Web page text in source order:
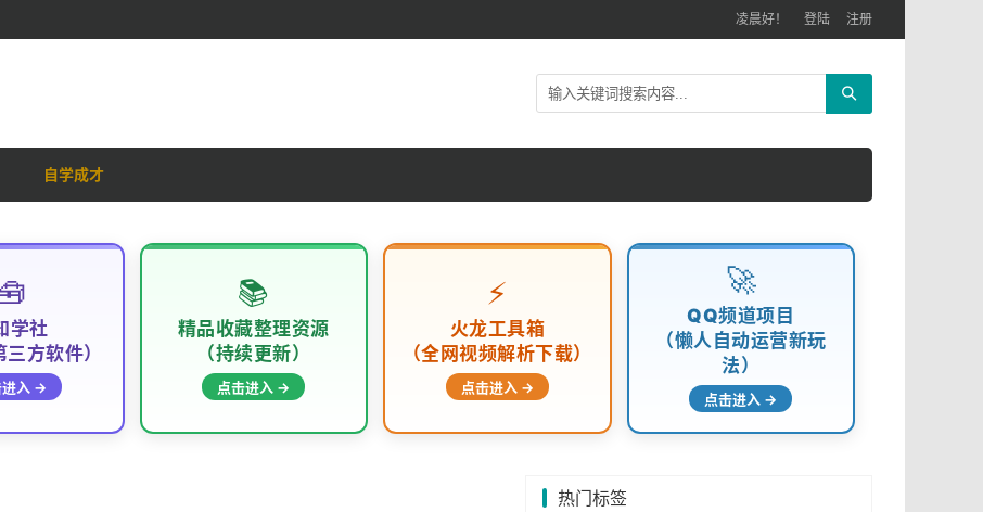
凌晨好！ 登陆 注册
自学成才
学社
三方软件）
进入 →
📚
精品收藏整理资源
（持续更新）
点击进入 →
⚡
火龙工具箱
（全网视频解析下载）
点击进入 →
🚀
QQ频道项目
（懒人自动运营新玩
法）
点击进入 →
热门标签